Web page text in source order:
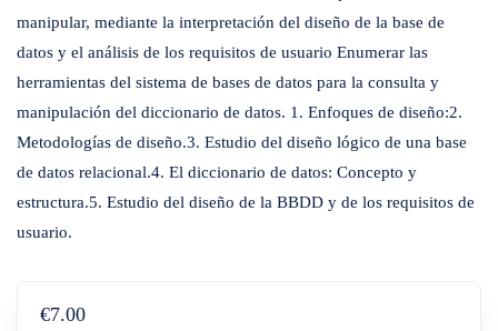
manipular, mediante la interpretación del diseño de la base de
datos y el análisis de los requisitos de usuario Enumerar las
herramientas del sistema de bases de datos para la consulta y
manipulación del diccionario de datos. 1. Enfoques de diseño:2.
Metodologías de diseño.3. Estudio del diseño lógico de una base
de datos relacional.4. El diccionario de datos: Concepto y
estructura.5. Estudio del diseño de la BBDD y de los requisitos de
usuario.
€7.00